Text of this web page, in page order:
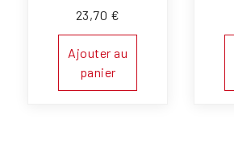
23,70 €
Ajouter au
panier